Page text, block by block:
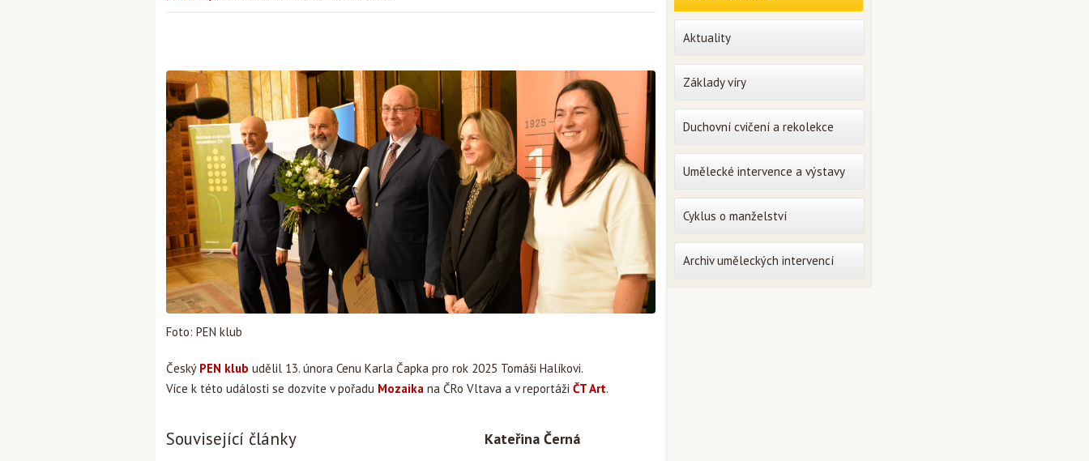
Foto: PEN klub
Český PEN klub udělil 13. února Cenu Karla Čapka pro rok 2025 Tomáši Halíkovi.
Více k této události se dozvíte v pořadu Mozaika na ČRo Vltava a v reportáži ČT Art.
Související články Kateřina Černá
Aktuality
Základy víry
Duchovní cvičení a rekolekce
Umělecké intervence a výstavy
Cyklus o manželství
Archiv uměleckých intervencí